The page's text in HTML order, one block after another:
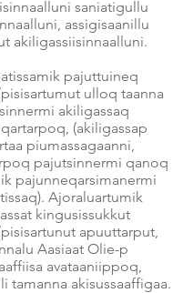
saniatigullu
assigisaanillu
akiligassiisinnaalluni.
pajuttuineq
ulloq taanna
akiligassaq
(akiligassap
piumassagaanni,
pajutsinnermi qanoq
pajunneqarsimanermi
Ajoraluartumik
kingusissukkut
apuuttarput,
Aasiaat Olie-p
avataaniippoq,
tamanna akisussaaffigaa.